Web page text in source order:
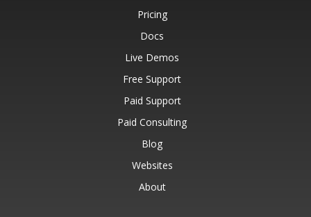
Pricing
Docs
Live Demos
Free Support
Paid Support
Paid Consulting
Blog
Websites
About